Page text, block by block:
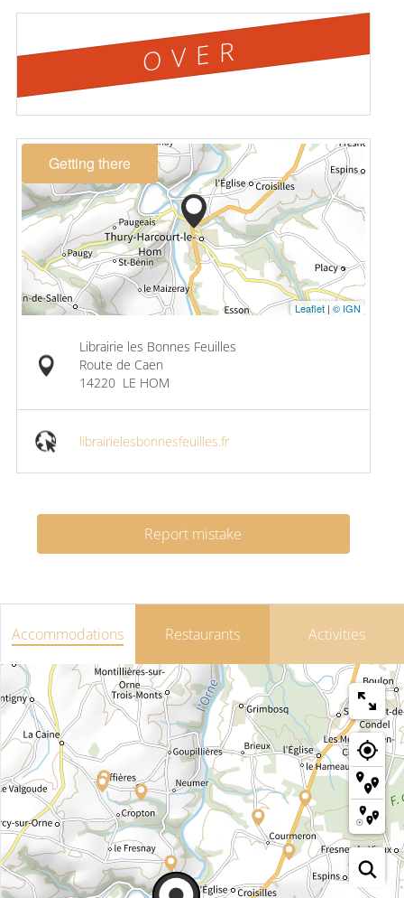
OVER
Getting there
Leaflet | © IGN
Librairie les Bonnes Feuilles
Route de Caen
14220 LE HOM
librairielesbonnesfeuilles.fr
Report mistake
Accommodations Restaurants Activities